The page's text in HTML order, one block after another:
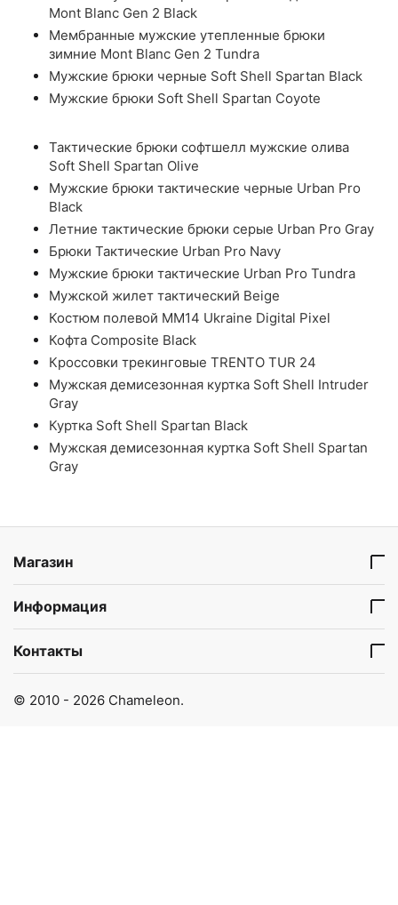
Mont Blanc Gen 2 Black
Мембранные мужские утепленные брюки
зимние Mont Blanc Gen 2 Tundra
Мужские брюки черные Soft Shell Spartan Black
Мужские брюки Soft Shell Spartan Coyote
Тактические брюки софтшелл мужские олива
Soft Shell Spartan Olive
Мужские брюки тактические черные Urban Pro
Black
Летние тактические брюки серые Urban Pro Gray
Брюки Тактические Urban Pro Navy
Мужские брюки тактические Urban Pro Tundra
Мужской жилет тактический Beige
Костюм полевой ММ14 Ukraine Digital Pixel
Кофта Composite Black
Кроссовки трекинговые TRENTO TUR 24
Мужская демисезонная куртка Soft Shell Intruder
Gray
Куртка Soft Shell Spartan Black
Мужская демисезонная куртка Soft Shell Spartan
Gray
Магазин
Информация
Контакты
© 2010 - 2026 Chameleon.